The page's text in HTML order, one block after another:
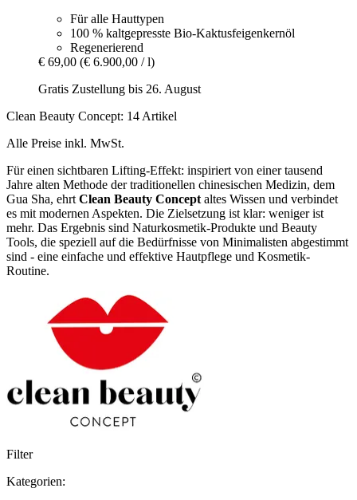
Für alle Hauttypen
100 % kaltgepresste Bio-Kaktusfeigenkernöl
Regenerierend
€ 69,00 (€ 6.900,00 / l)
Gratis Zustellung bis 26. August
Clean Beauty Concept: 14 Artikel
Alle Preise inkl. MwSt.
Für einen sichtbaren Lifting-Effekt: inspiriert von einer tausend
Jahre alten Methode der traditionellen chinesischen Medizin, dem
Gua Sha, ehrt Clean Beauty Concept altes Wissen und verbindet
es mit modernen Aspekten. Die Zielsetzung ist klar: weniger ist
mehr. Das Ergebnis sind Naturkosmetik-Produkte und Beauty
Tools, die speziell auf die Bedürfnisse von Minimalisten abgestimmt
sind - eine einfache und effektive Hautpflege und Kosmetik-
Routine.
Filter
Kategorien: